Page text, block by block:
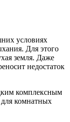
условиях
Для этого
земля. Даже
недостаток
комплексным
комнатных